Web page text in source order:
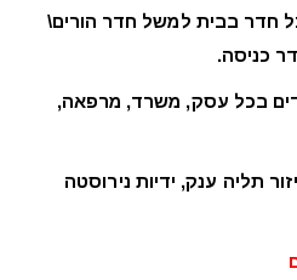
חדר בבית למשל חדר הורים\
כניסה.
בכל עסק, משרד, מרפאה,
תליה ענק, ידיות נירוסטה